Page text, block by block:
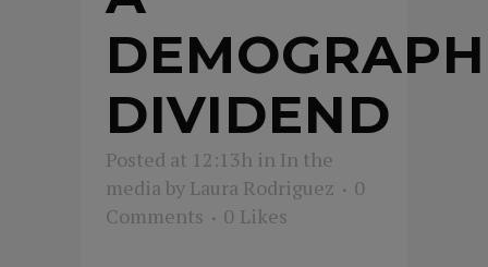
DIVIDEND
Posted at 12:13h in In the
media by Laura Rodriguez
0
Comments
0 Likes